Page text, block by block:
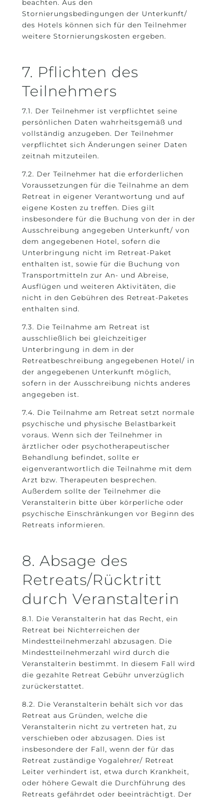
beachten. Aus den
Stornierungsbedingungen der Unterkunft/
des Hotels können sich für den Teilnehmer
weitere Stornierungskosten ergeben.
7. Pflichten des
Teilnehmers
7.1. Der Teilnehmer ist verpflichtet seine
persönlichen Daten wahrheitsgemäß und
vollständig anzugeben. Der Teilnehmer
verpflichtet sich Änderungen seiner Daten
zeitnah mitzuteilen.
7.2. Der Teilnehmer hat die erforderlichen
Voraussetzungen für die Teilnahme an dem
Retreat in eigener Verantwortung und auf
eigene Kosten zu treffen. Dies gilt
insbesondere für die Buchung von der in der
Ausschreibung angegeben Unterkunft/ von
dem angegebenen Hotel, sofern die
Unterbringung nicht im Retreat-Paket
enthalten ist, sowie für die Buchung von
Transportmitteln zur An- und Abreise,
Ausflügen und weiteren Aktivitäten, die
nicht in den Gebühren des Retreat-Paketes
enthalten sind.
7.3. Die Teilnahme am Retreat ist
ausschließlich bei gleichzeitiger
Unterbringung in dem in der
Retreatbeschreibung angegebenen Hotel/ in
der angegebenen Unterkunft möglich,
sofern in der Ausschreibung nichts anderes
angegeben ist.
7.4. Die Teilnahme am Retreat setzt normale
psychische und physische Belastbarkeit
voraus. Wenn sich der Teilnehmer in
ärztlicher oder psychotherapeutischer
Behandlung befindet, sollte er
eigenverantwortlich die Teilnahme mit dem
Arzt bzw. Therapeuten besprechen.
Außerdem sollte der Teilnehmer die
Veranstalterin bitte über körperliche oder
psychische Einschränkungen vor Beginn des
Retreats informieren.
8. Absage des
Retreats/Rücktritt
durch Veranstalterin
8.1. Die Veranstalterin hat das Recht, ein
Retreat bei Nichterreichen der
Mindestteilnehmerzahl abzusagen. Die
Mindestteilnehmerzahl wird durch die
Veranstalterin bestimmt. In diesem Fall wird
die gezahlte Retreat Gebühr unverzüglich
zurückerstattet.
8.2. Die Veranstalterin behält sich vor das
Retreat aus Gründen, welche die
Veranstalterin nicht zu vertreten hat, zu
verschieben oder abzusagen. Dies ist
insbesondere der Fall, wenn der für das
Retreat zuständige Yogalehrer/ Retreat
Leiter verhindert ist, etwa durch Krankheit,
oder höhere Gewalt die Durchführung des
Retreats gefährdet oder beeinträchtigt. Der